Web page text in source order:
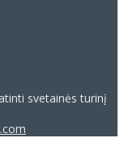
svetainės turinį